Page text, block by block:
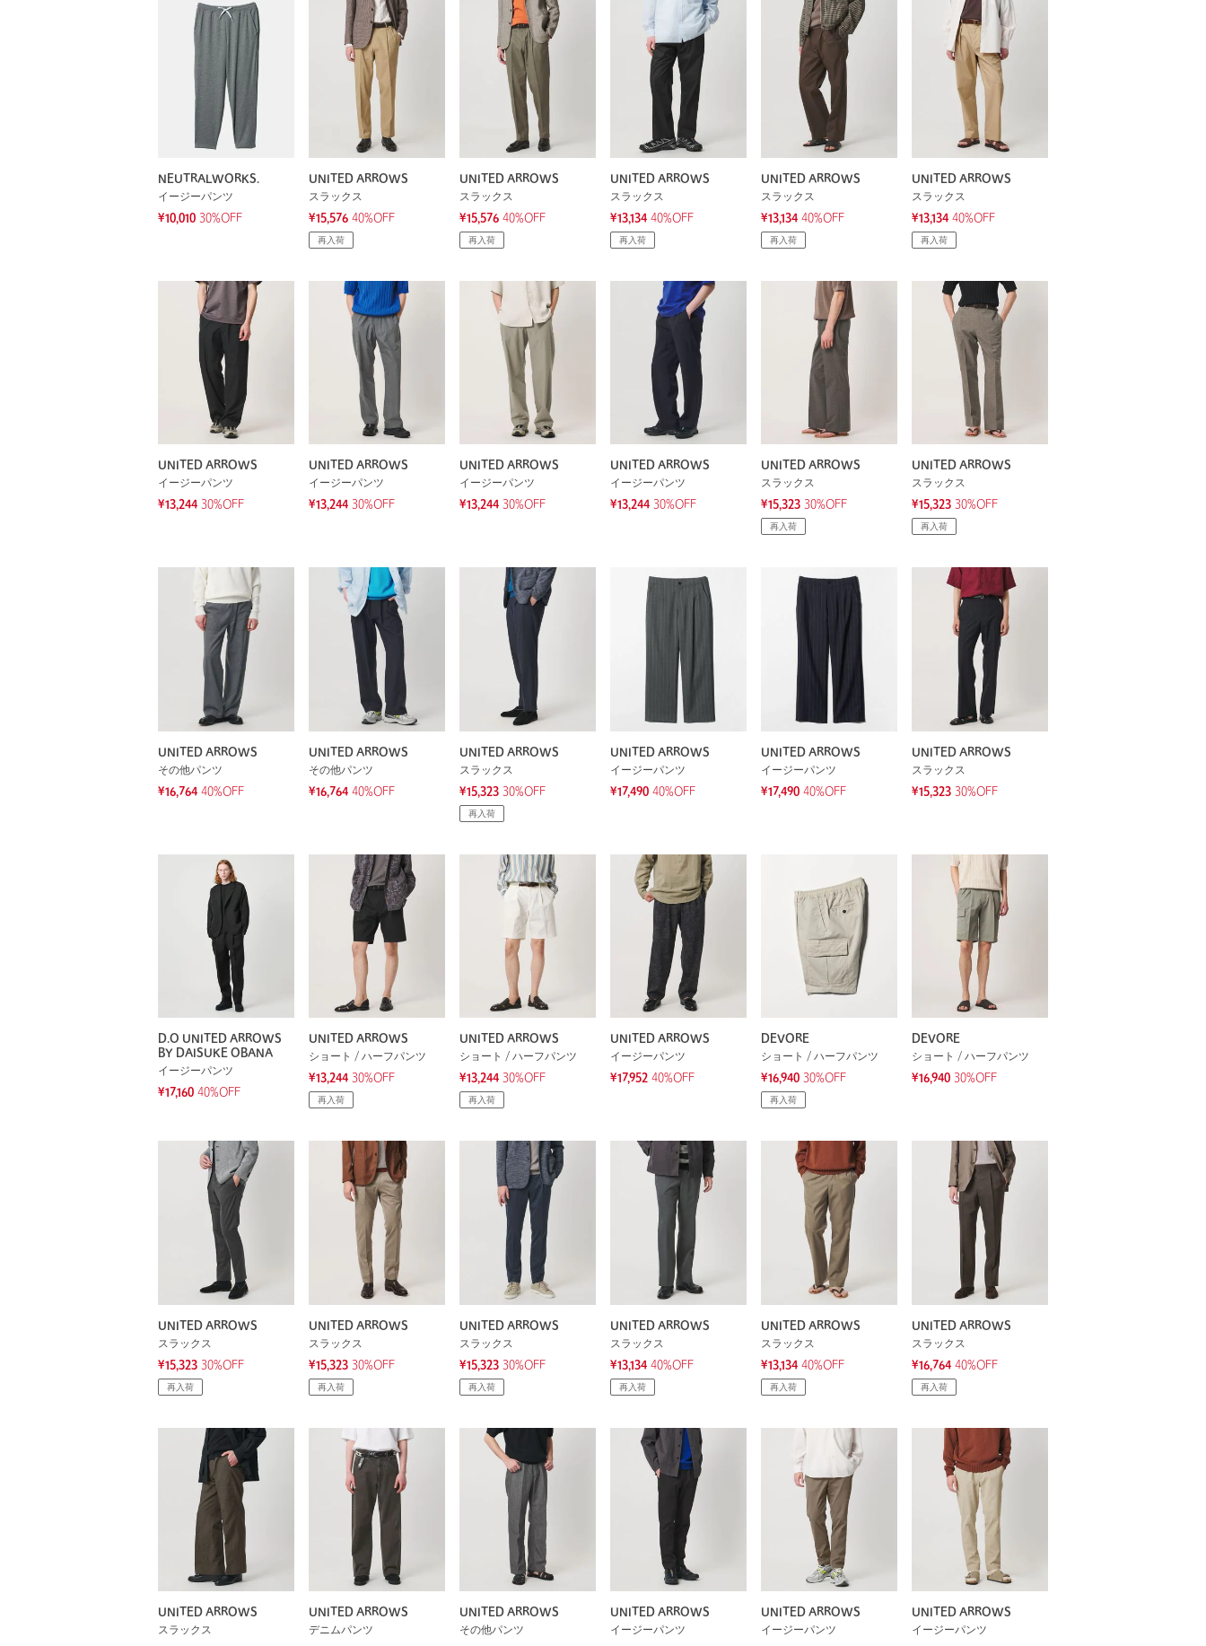
NEUTRALWORKS.
イージーパンツ
¥10,010 30%OFF
UNITED ARROWS
スラックス
¥15,576 40%OFF
再入荷
UNITED ARROWS
スラックス
¥15,576 40%OFF
再入荷
UNITED ARROWS
スラックス
¥13,134 40%OFF
再入荷
UNITED ARROWS
スラックス
¥13,134 40%OFF
再入荷
UNITED ARROWS
スラックス
¥13,134 40%OFF
再入荷
UNITED ARROWS
イージーパンツ
¥13,244 30%OFF
UNITED ARROWS
イージーパンツ
¥13,244 30%OFF
UNITED ARROWS
イージーパンツ
¥13,244 30%OFF
UNITED ARROWS
イージーパンツ
¥13,244 30%OFF
UNITED ARROWS
スラックス
¥15,323 30%OFF
再入荷
UNITED ARROWS
スラックス
¥15,323 30%OFF
再入荷
UNITED ARROWS
その他パンツ
¥16,764 40%OFF
UNITED ARROWS
その他パンツ
¥16,764 40%OFF
UNITED ARROWS
スラックス
¥15,323 30%OFF
再入荷
UNITED ARROWS
イージーパンツ
¥17,490 40%OFF
UNITED ARROWS
イージーパンツ
¥17,490 40%OFF
UNITED ARROWS
スラックス
¥15,323 30%OFF
D.O UNITED ARROWS
BY DAISUKE OBANA
イージーパンツ
¥17,160 40%OFF
UNITED ARROWS
ショート / ハーフパンツ
¥13,244 30%OFF
再入荷
UNITED ARROWS
ショート / ハーフパンツ
¥13,244 30%OFF
再入荷
UNITED ARROWS
イージーパンツ
¥17,952 40%OFF
DEVORE
ショート / ハーフパンツ
¥16,940 30%OFF
再入荷
DEVORE
ショート / ハーフパンツ
¥16,940 30%OFF
UNITED ARROWS
スラックス
¥15,323 30%OFF
再入荷
UNITED ARROWS
スラックス
¥15,323 30%OFF
再入荷
UNITED ARROWS
スラックス
¥15,323 30%OFF
再入荷
UNITED ARROWS
スラックス
¥13,134 40%OFF
再入荷
UNITED ARROWS
スラックス
¥13,134 40%OFF
再入荷
UNITED ARROWS
スラックス
¥16,764 40%OFF
再入荷
UNITED ARROWS
スラックス
UNITED ARROWS
デニムパンツ
UNITED ARROWS
その他パンツ
UNITED ARROWS
イージーパンツ
UNITED ARROWS
イージーパンツ
UNITED ARROWS
イージーパンツ